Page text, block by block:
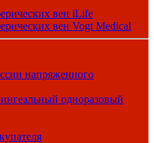
вен iLife
вен Vogt Medical
напряженного
одноразовый